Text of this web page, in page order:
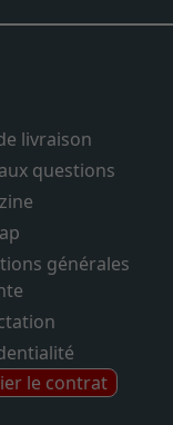
livraison
questions
générales
le contrat